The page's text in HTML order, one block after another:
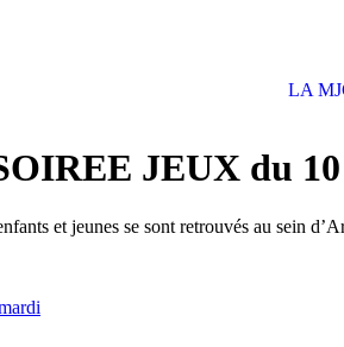
LA
JEUX du
et jeunes se sont retrouvés au sein